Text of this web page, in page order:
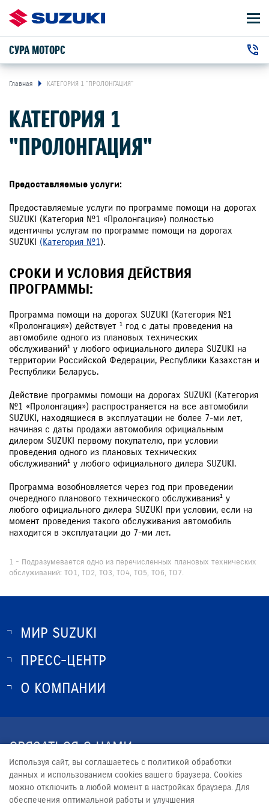
СУРА МОТОРС
г. Пенза, Беляева улица, 2В
АВТОМОБИЛИ
ВЛАДЕЛЬЦАМ
О КОМПАНИИ
КОНТАКТЫ
НОВОСТИ
ЗАКАЗАТЬ ЗВОНОК
Главная КАТЕГОРИЯ 1 "ПРОЛОНГАЦИЯ"
КАТЕГОРИЯ 1
"ПРОЛОНГАЦИЯ"
Предоставляемые услуги:
Предоставляемые услуги по программе помощи на дорогах
SUZUKI (Категория №1 «Пролонгация») полностью
идентичны услугам по программе помощи на дорогах
SUZUKI (Категория №1).
СРОКИ И УСЛОВИЯ ДЕЙСТВИЯ
ПРОГРАММЫ:
Программа помощи на дорогах SUZUKI (Категория №1
«Пролонгация») действует ¹ год с даты проведения на
автомобиле одного из плановых технических
обслуживаний¹ у любого официального дилера SUZUKI на
территории Российской Федерации, Республики Казахстан и
Республики Беларусь.
Действие программы помощи на дорогах SUZUKI (Категория
№1 «Пролонгация») распространяется на все автомобили
SUZUKI, находящиеся в эксплуатации не более 7-ми лет,
начиная с даты продажи автомобиля официальным
дилером SUZUKI первому покупателю, при условии
проведения одного из плановых технических
обслуживаний¹ у любого официального дилера SUZUKI.
Программа возобновляется через год при проведении
очередного планового технического обслуживания¹ у
любого официального дилера SUZUKI при условии, если на
момент проведения такого обслуживания автомобиль
находится в эксплуатации до 7-ми лет.
1 - Подразумевается одно из перечисленных плановых технических
обслуживаний: ТО1, ТО2, ТО3, ТО4, ТО5, ТО6, ТО7.
МИР SUZUKI
О SUZUKI
ПРЕСС-ЦЕНТР
НОВОСТИ
О КОМПАНИИ
СВЯЗАТЬСЯ С НАМИ
+7 (8412) 20-55-11
MARKETING-S@SURA-MOTORS.RU
Используя сайт, вы соглашаетесь с политикой обработки
данных и использованием cookies вашего браузера. Cookies
можно отключить в любой момент в настройках браузера. Для
обеспечения оптимальной работы и улучшения